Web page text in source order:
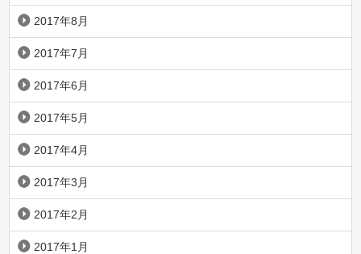
2017年8月
2017年7月
2017年6月
2017年5月
2017年4月
2017年3月
2017年2月
2017年1月